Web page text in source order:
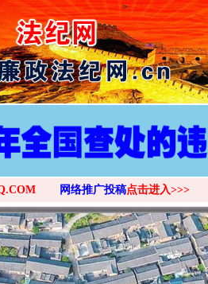
>
网络推广投稿点击进入>>>